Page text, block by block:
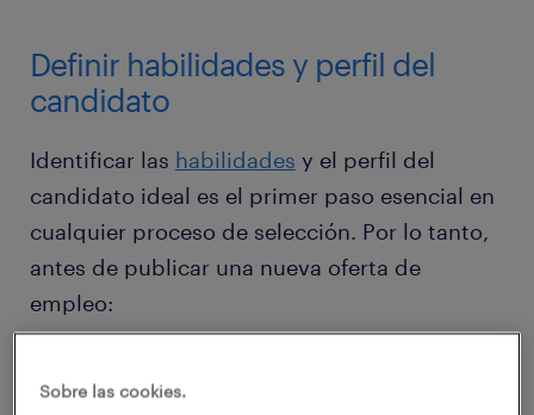
Definir habilidades y perfil del
candidato
Identificar las habilidades y el perfil del
candidato ideal es el primer paso esencial en
cualquier proceso de selección. Por lo tanto,
antes de publicar una nueva oferta de
empleo:
Sobre las cookies.